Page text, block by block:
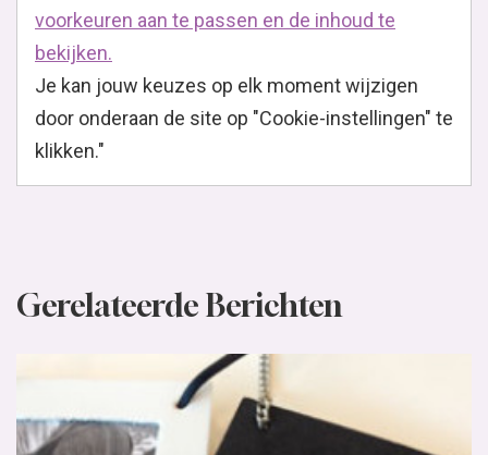
voorkeuren aan te passen en de inhoud te
bekijken.
Je kan jouw keuzes op elk moment wijzigen
door onderaan de site op "Cookie-instellingen" te
klikken."
Gerelateerde Berichten